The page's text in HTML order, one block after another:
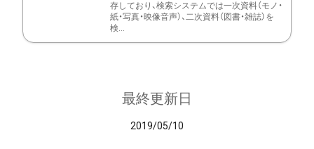
存しており、検索システムでは一次資料（モノ・
紙・写真・映像音声）、二次資料（図書・雑誌）を
検...
最終更新日
2019/05/10